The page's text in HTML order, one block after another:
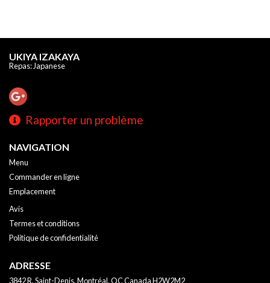
UKIYA IZAKAYA
Repas: Japanese
Rapporter un problème
NAVIGATION
Menu
Commander en ligne
Emplacement
Avis
Termes et conditions
Politique de confidentialité
ADRESSE
3842 R. Saint-Denis, Montréal, QCCanadaH2W2M2